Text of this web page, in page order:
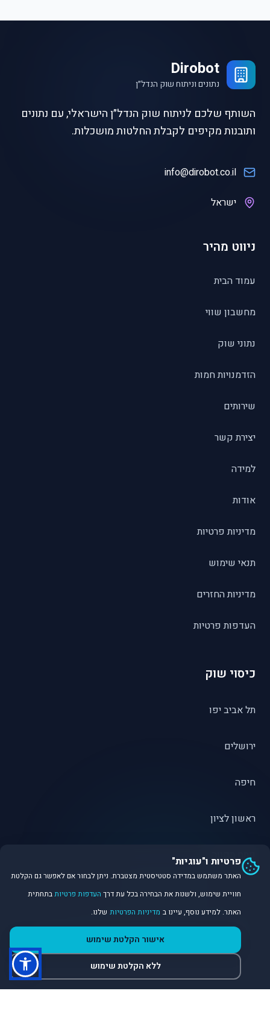
Dirobot
נתונים וניתוח שוק הנדל״ן
השותף שלכם לניתוח שוק הנדל״ן הישראלי, עם נתונים
ותובנות מקיפים לקבלת החלטות מושכלות.
info@dirobot.co.il
ישראל
ניווט מהיר
עמוד הבית
מחשבון שווי
נתוני שוק
הזדמנויות חמות
שירותים
יצירת קשר
למידה
אודות
מדיניות פרטיות
תנאי שימוש
מדיניות החזרים
העדפות פרטיות
כיסוי שוק
תל אביב יפו
ירושלים
חיפה
ראשון לציון
פתח תקווה
©
פלטפורמת נתונים ובינה מלאכותית לניתוח שוק הנדל״ן.
פרטיות ו"עוגיות"
האתר משתמש במדידה סטטיסטית מצטברת. ניתן לבחור אם לאפשר גם הקלטת
חוויית שימוש, ולשנות את הבחירה בכל עת דרך העדפות פרטיותבתחתית
האתר. למידע נוסף, עיינו ב מדיניות הפרטיות שלנו.
אישור הקלטת שימוש
ללא הקלטת שימוש